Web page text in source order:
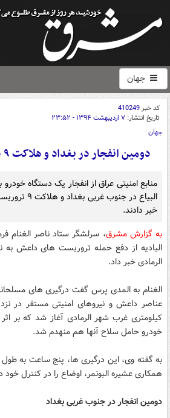
جهان
کد خبر410249
تاریخ انتشار: ۷ اردیبهشت ۱۳۹۴ - ۲۳:۵۲
جهان
دومین انفجار در بغداد و هلاکت ۹ داعشی در الرمادی
منابع امنیتی عراق از انفجار یک دستگاه
البیاع در
خبر دادند.
به گزارش مشرق، سرلشگر ستاد ناصر الغنام
البادیه از دفع حمله تروریست های داعش
الرمادی خبر داد.
الغنام به المدی پرس گفت درگیری های
خودرو حامل سلاح آنها هم منهدم شد.
به گفته وی، این درگیری ها، پنج ساعت به طول
همکاری عشیره البونمر، اوضاع را در کنترل خود
دومین انفجار در جنوب غربی بغداد